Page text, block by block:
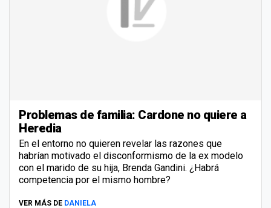
Problemas de familia: Cardone no quiere a
Heredia
En el entorno no quieren revelar las razones que
habrían motivado el disconformismo de la ex modelo
con el marido de su hija, Brenda Gandini. ¿Habrá
competencia por el mismo hombre?
VER MÁS DE DANIELA